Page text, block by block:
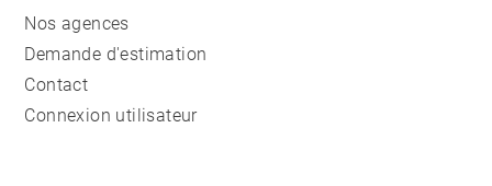
Nos agences
Demande d'estimation
Contact
Connexion utilisateur